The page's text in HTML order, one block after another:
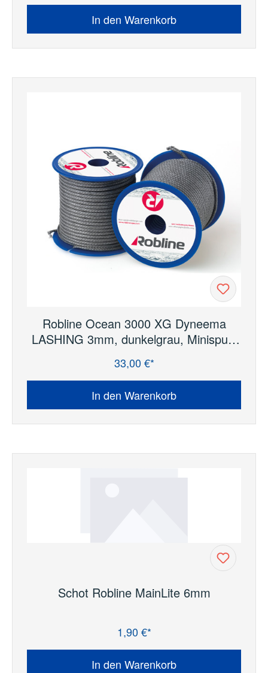
In den Warenkorb
Robline Ocean 3000 XG Dyneema
LASHING 3mm, dunkelgrau, Minispule
33,00 €*
In den Warenkorb
Schot Robline MainLite 6mm
1,90 €*
In den Warenkorb